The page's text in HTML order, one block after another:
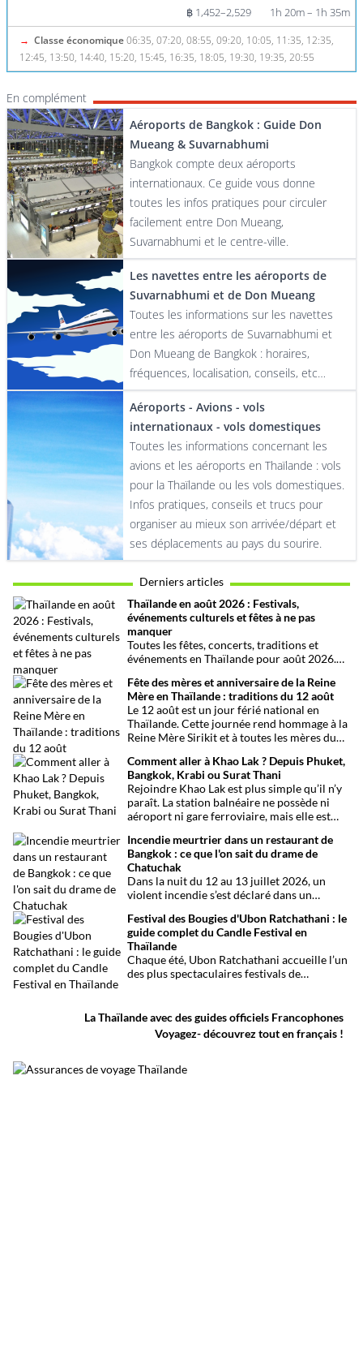
฿ 1,452–2,529 1h 20m – 1h 35m
→ Classe économique06:35, 07:20, 08:55, 09:20, 10:05, 11:35, 12:35,
12:45, 13:50, 14:40, 15:20, 15:45, 16:35, 18:05, 19:30, 19:35, 20:55
En complément
Aéroports de Bangkok : Guide Don
Mueang & Suvarnabhumi
Bangkok compte deux aéroports
internationaux. Ce guide vous donne
toutes les infos pratiques pour circuler
facilement entre Don Mueang,
Suvarnabhumi et le centre-ville.
Les navettes entre les aéroports de
Suvarnabhumi et de Don Mueang
Toutes les informations sur les navettes
entre les aéroports de Suvarnabhumi et
Don Mueang de Bangkok : horaires,
fréquences, localisation, conseils, etc…
Aéroports - Avions - vols
internationaux - vols domestiques
Toutes les informations concernant les
avions et les aéroports en Thaïlande : vols
pour la Thaïlande ou les vols domestiques.
Infos pratiques, conseils et trucs pour
organiser au mieux son arrivée/départ et
ses déplacements au pays du sourire.
Derniers articles
Thaïlande en août 2026 : Festivals,
événements culturels et fêtes à ne pas
manquer
Toutes les fêtes, concerts, traditions et
événements en Thaïlande pour août 2026.
organiser son voyage.
Fête des mères et anniversaire de la Reine
Mère en Thaïlande : traditions du 12 août
Le 12 août est un jour férié national en
Thaïlande. Cette journée rend hommage à la
Reine Mère Sirikit et à toutes les mères du
traditions bouddhistes et festivités
populaires dans tout le royaume.
Comment aller à Khao Lak ? Depuis Phuket,
Bangkok, Krabi ou Surat Thani
Rejoindre Khao Lak est plus simple qu’il n’y
paraît. La station balnéaire ne possède ni
aéroport ni gare ferroviaire, mais elle est
international de Phuket, situé à un peu plus
d’une heure de route. Que vous arriviez de
Bangkok, Phuket, Krabi, Surat Thani ou de
Khao Sok, voici toutes les solutions pour
organiser votre trajet dans les meilleures
conditions.
Incendie meurtrier dans un restaurant de
Bangkok : ce que l'on sait du drame de
Chatuchak
Dans la nuit du 12 au 13 juillet 2026, un
violent incendie s’est déclaré dans un
de Chatuchak, à Bangkok. Le bilan
provisoire est particulièrement lourd avec
au moins 27 morts et plusieurs dizaines de
blessés.
Festival des Bougies d'Ubon Ratchathani : le
guide complet du Candle Festival en
Thaïlande
Chaque été, Ubon Ratchathani accueille l’un
des plus spectaculaires festivals de
traditionnelles et des musiques de l’Isan,
célébrant le début du carême bouddhique
dans une atmosphère aussi spirituelle que
La Thaïlande avec des guides officiels Francophones
Voyagez- découvrez tout en français !